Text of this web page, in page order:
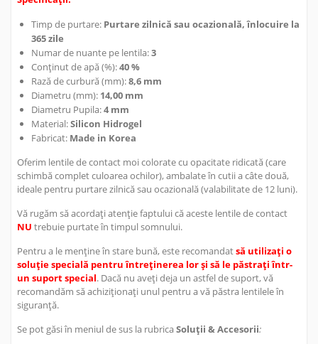
Timp de purtare: Purtare zilnică sau ocazională, înlocuire la
365 zile
Numar de nuante pe lentila:3
Conținut de apă (%):40 %
Rază de curbură (mm):8,6 mm
Diametru (mm): 14,00 mm
Diametru Pupila:4 mm
Material:Silicon Hidrogel
Fabricat:Made in Korea
Oferim lentile de contact moi colorate cu opacitate ridicată (care
schimbă complet culoarea ochilor), ambalate în cutii a câte două,
ideale pentru purtare zilnică sau ocazională (valabilitate de 12 luni).
Vă rugăm să acordați atenție faptului că aceste lentile de contact
NU trebuie purtate în timpul somnului.
Pentru a le menține în stare bună, este recomandatsă utilizați o
soluție specială pentru întreținerea lor și să le păstrați într-
un suport special. Dacă nu aveți deja un astfel de suport, vă
recomandăm să achiziționați unul pentru a vă păstra lentilele în
siguranță.
Se pot găsi în meniul de sus la rubricaSoluții & Accesorii: